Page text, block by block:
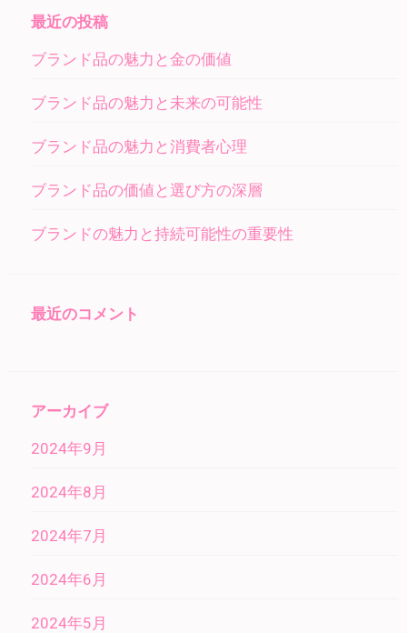
最近の投稿
ブランド品の魅力と金の価値
ブランド品の魅力と未来の可能性
ブランド品の魅力と消費者心理
ブランド品の価値と選び方の深層
ブランドの魅力と持続可能性の重要性
最近のコメント
アーカイブ
2024年9月
2024年8月
2024年7月
2024年6月
2024年5月